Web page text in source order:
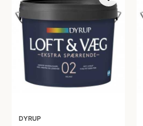
DYRUP